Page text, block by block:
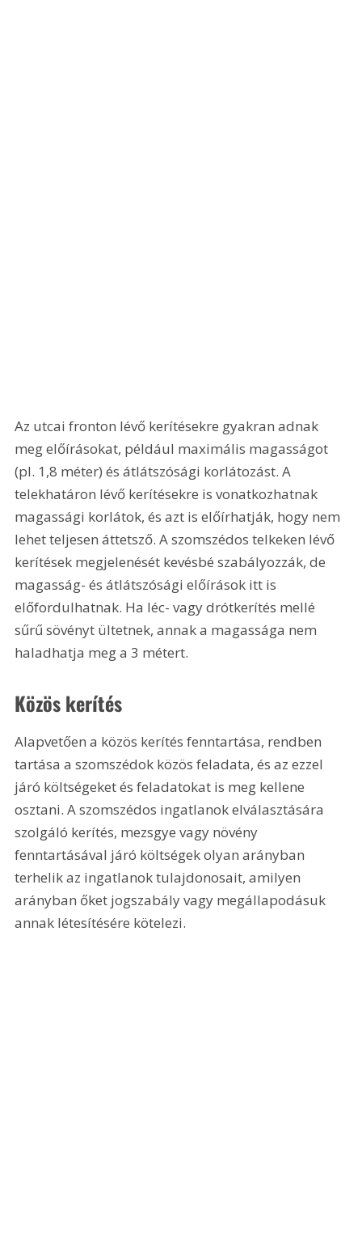
Az utcai fronton lévő kerítésekre gyakran adnak
meg előírásokat, például maximális magasságot
(pl. 1,8 méter) és átlátszósági korlátozást. A
telekhatáron lévő kerítésekre is vonatkozhatnak
magassági korlátok, és azt is előírhatják, hogy nem
lehet teljesen áttetsző. A szomszédos telkeken lévő
kerítések megjelenését kevésbé szabályozzák, de
magasság- és átlátszósági előírások itt is
előfordulhatnak. Ha léc- vagy drótkerítés mellé
sűrű sövényt ültetnek, annak a magassága nem
haladhatja meg a 3 métert.
Közös kerítés
Alapvetően a közös kerítés fenntartása, rendben
tartása a szomszédok közös feladata, és az ezzel
járó költségeket és feladatokat is meg kellene
osztani. A szomszédos ingatlanok elválasztására
szolgáló kerítés, mezsgye vagy növény
fenntartásával járó költségek olyan arányban
terhelik az ingatlanok tulajdonosait, amilyen
arányban őket jogszabály vagy megállapodásuk
annak létesítésére kötelezi.